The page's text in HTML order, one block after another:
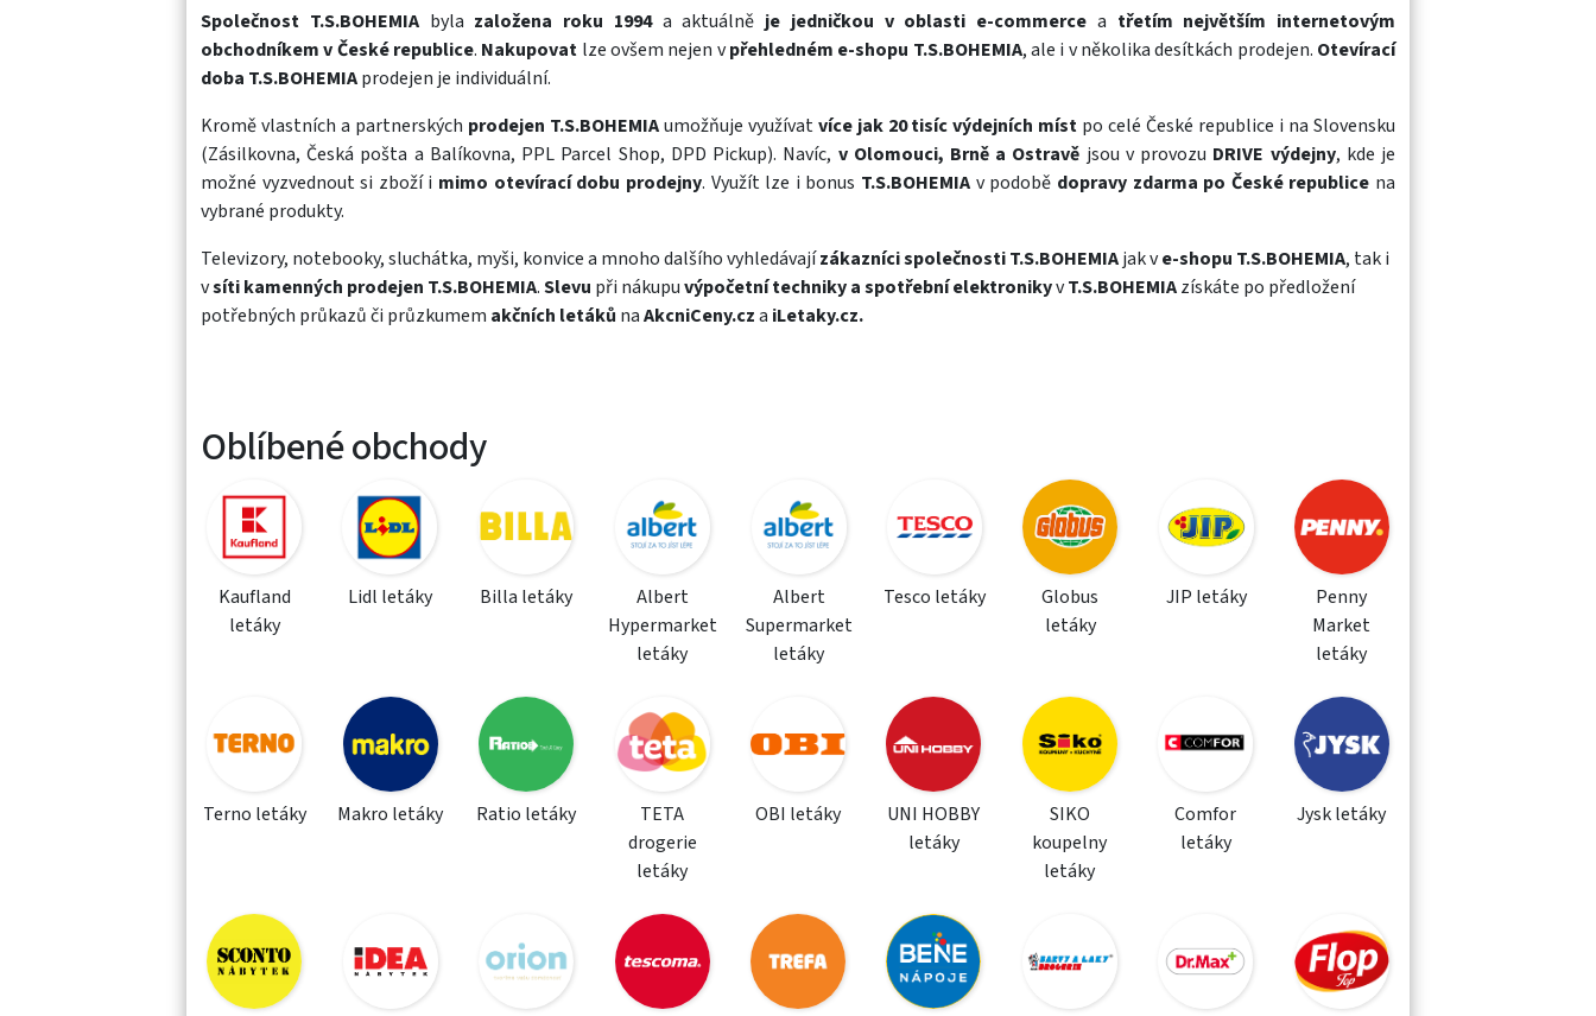
Společnost T.S.BOHEMIAbyla založena roku 1994a aktuálně je jedničkou v oblasti e-commerce a třetím největším internetovým
obchodníkem v České republice. Nakupovat lze ovšem nejen vpřehledném e-shopu T.S.BOHEMIA, ale i v několika desítkách prodejen. Otevírací
doba T.S.BOHEMIAprodejen je individuální.
Kromě vlastních a partnerských prodejen T.S.BOHEMIAumožňuje využívatvíce jak 20 tisíc výdejních míst po celé České republice i na Slovensku
(Zásilkovna, Česká pošta a Balíkovna, PPL Parcel Shop, DPD Pickup). Navíc, v Olomouci, Brně a Ostravě jsou v provozu DRIVE výdejny, kde je
možné vyzvednout si zboží i mimo otevírací dobu prodejny. Využít lze i bonus T.S.BOHEMIA v podobě dopravy zdarma po České republice na
vybrané produkty.
Televizory, notebooky,sluchátka, myši, konvicea mnoho dalšího vyhledávajízákazníci společnosti T.S.BOHEMIAjak ve-shopu T.S.BOHEMIA, tak i
vsíti kamenných prodejen T.S.BOHEMIA.Slevu při nákupuvýpočetní techniky a spotřební elektronikyvT.S.BOHEMIAzískáte po předložení
potřebných průkazů či průzkumem akčních letáků naAkcniCeny.cza iLetaky.cz.
Oblíbené obchody
Kaufland
letáky
Lidl letáky Billa letáky
Albert
Hypermarket
letáky
Albert
Supermarket
letáky
Tesco letáky
Globus
letáky
JIP letáky
Penny
Market
letáky
Terno letáky Makro letáky Ratio letáky
TETA
drogerie
letáky
OBI letáky
UNI HOBBY
letáky
SIKO
koupelny
letáky
Comfor
letáky
Jysk letáky